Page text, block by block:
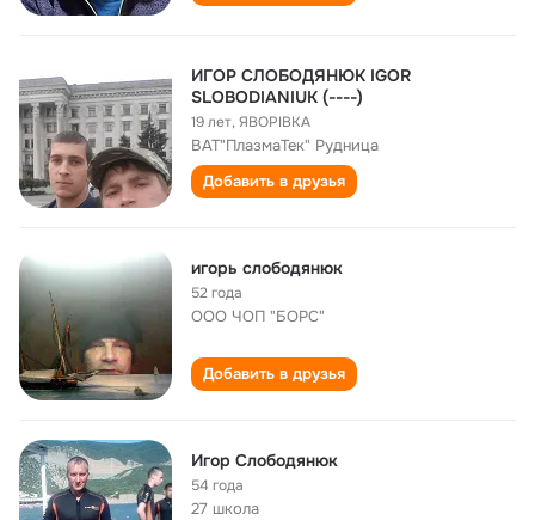
ИГОР СЛОБОДЯНЮК IGOR
SLOBODIANIUК (----)
19 лет,ЯВОРІВКА
ВАТ"ПлазмаТек" Рудница
Добавить в друзья
игорь слободянюк
52 года
ООО ЧОП "БОРС"
Добавить в друзья
Игор Слободянюк
54 года
27 школа